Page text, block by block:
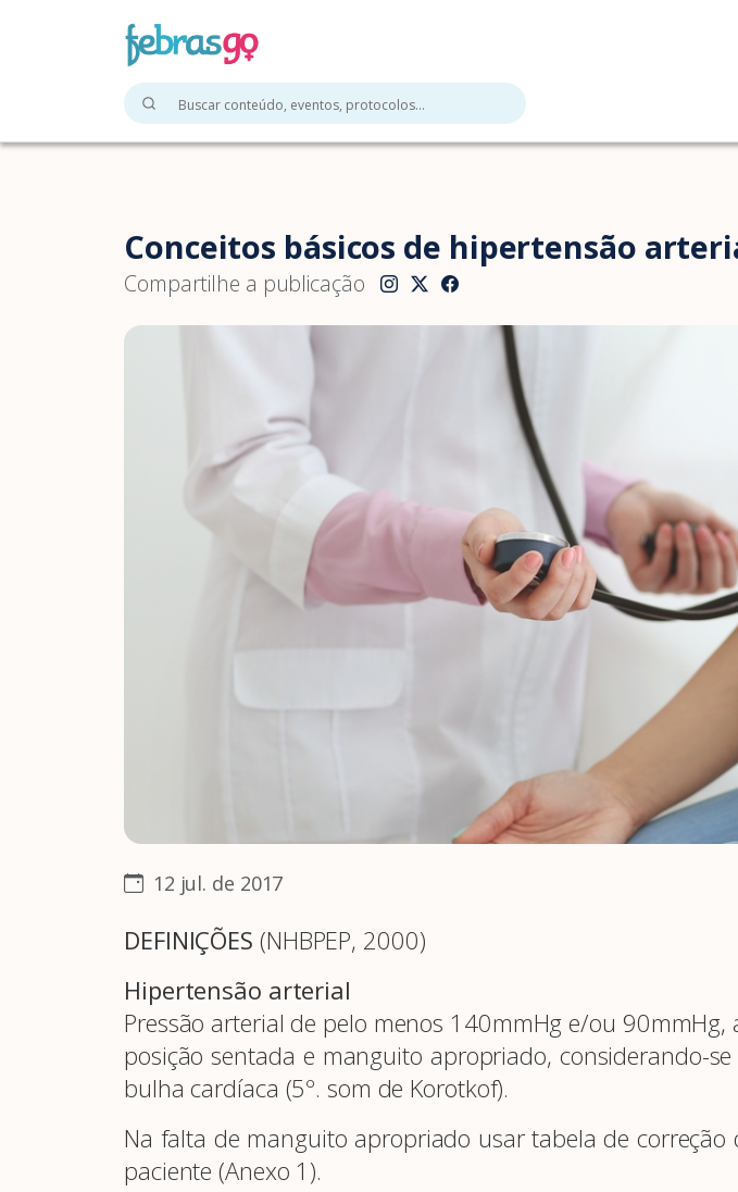
Conceitos básicos de hipertensão
Compartilhe a publicação
12 jul. de 2017
DEFINIÇÕES (NHBPEP, 2000)
Hipertensão arterial
Pressão arterial de pelo menos 140mmHg e/ou
posição sentada e manguito apropriado, considerando-
bulha cardíaca (5º. som de Korotkof).
Na falta de manguito apropriado usar tabela de
paciente (Anexo 1).